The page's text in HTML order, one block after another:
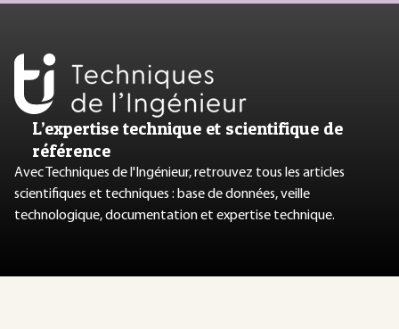
L’expertise technique et scientifique de
référence
Avec Techniques de l'Ingénieur, retrouvez tous les articles
scientifiques et techniques : base de données, veille
technologique, documentation et expertise technique.